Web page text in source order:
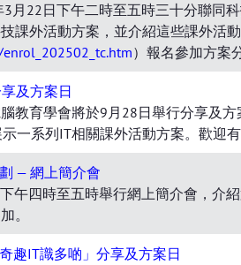
月22日下午二時至五時三十分聯同
課外活動方案，並介紹這些課外活
）報名參加方案
及方案日
教育學會將於9月28日舉行分享及
一系列IT相關課外活動方案。歡迎
— 網上簡介會
午四時至五時舉行網上簡介會，介
。
趣IT識多啲」分享及方案日